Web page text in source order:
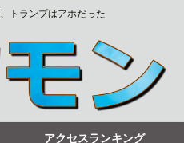
トランプはアホだった
アクセスランキング